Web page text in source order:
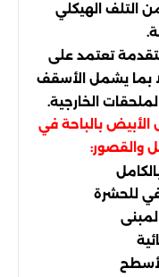
التلف الهيكلي
تعتمد على
بما يشمل الأسقف
الخارجية.
بالباحة في
والقصور:
للحشرة